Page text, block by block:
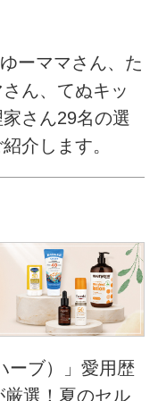
ーママさん、た
ん、てぬキッ
さん29名の選
介します。
ーブ）」愛用歴
選！夏のセル